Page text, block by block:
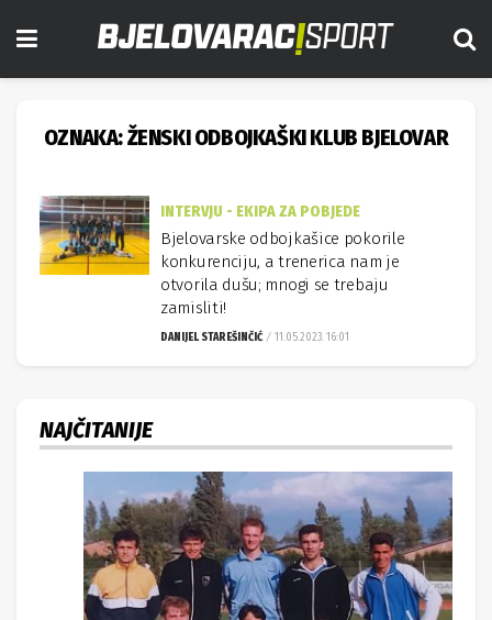
OZNAKA:ŽENSKI ODBOJKAŠKI KLUB BJELOVAR
INTERVJU - EKIPA ZA POBJEDE
Bjelovarske odbojkašice pokorile
konkurenciju, a trenerica nam je
otvorila dušu; mnogi se trebaju
zamisliti!
DANIJEL STAREŠINČIĆ 11.05.2023. 16:01
NAJČITANIJE